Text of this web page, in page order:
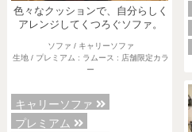
色々なクッションで、自分らしく
アレンジしてくつろぐソファ。
ソファ / キャリーソファ
生地 / プレミアム : ラムース : 店舗限定カラ
ー
キャリーソファ
プレミアム